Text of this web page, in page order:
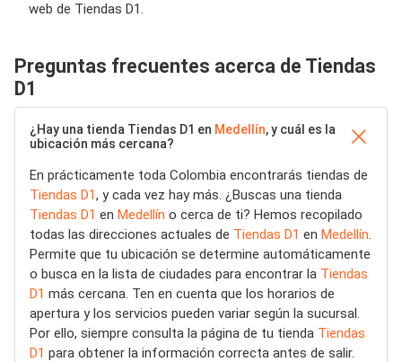
web de Tiendas D1.
Preguntas frecuentes acerca de Tiendas
D1
¿Hay una tienda Tiendas D1 en Medellín, y cuál es la
ubicación más cercana?
En prácticamente toda Colombia encontrarás tiendas de
Tiendas D1, y cada vez hay más. ¿Buscas una tienda
Tiendas D1 en Medellín o cerca de ti? Hemos recopilado
todas las direcciones actuales de Tiendas D1 en Medellín.
Permite que tu ubicación se determine automáticamente
o busca en la lista de ciudades para encontrar la Tiendas
D1 más cercana. Ten en cuenta que los horarios de
apertura y los servicios pueden variar según la sucursal.
Por ello, siempre consulta la página de tu tienda Tiendas
D1 para obtener la información correcta antes de salir.